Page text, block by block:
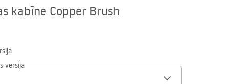
kabīne Copper Brush
versija